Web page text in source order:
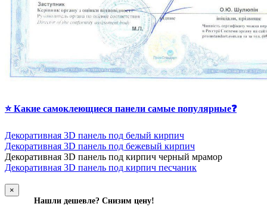
⭐ Какие самоклеющиеся панели самые популярные❓
Декоративная 3D панель под белый кирпич
Декоративная 3D панель под бежевый кирпич
Декоративная 3D панель под кирпич черный мрамор
Декоративная 3D панель под кирпич песчаник
×
Нашли дешевле? Снизим цену!